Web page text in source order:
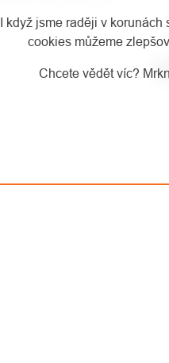
I když jsme raději v korunách
cookies můžeme
Chcete vědět víc?